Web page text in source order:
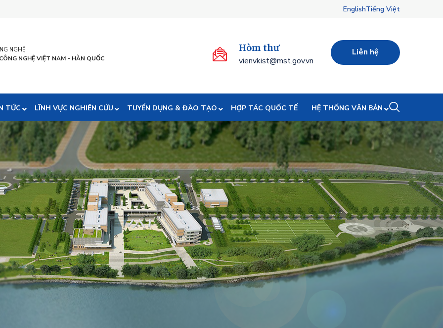
EnglishTiếng Việt
NGHỆ
NGHỆ VIỆT NAM - HÀN QUỐC
Hòm thư
vienvkist@mst.gov.vn
Liên hệ
TỨC LĨNH VỰC NGHIÊN CỨU TUYỂN DỤNG & ĐÀO TẠO HỢP TÁC QUỐC TẾ HỆ THỐNG VĂN BẢN